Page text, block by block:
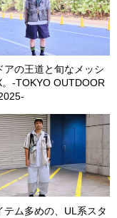
アの王道と旬なメッシ
。-TOKYO OUTDOOR
テム多めの、UL系スタ